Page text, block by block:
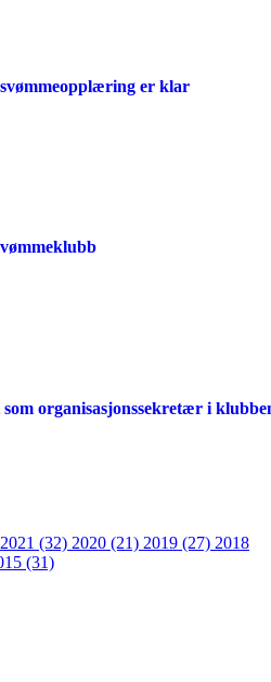
er klar
som organisasjonssekretær i
2021 (32) 2020 (21) 2019 (27) 2018
(31)